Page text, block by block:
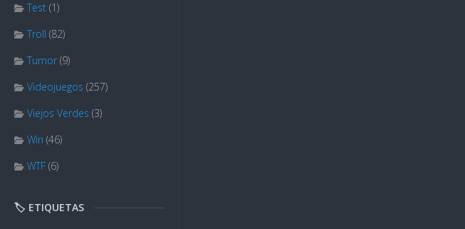
Test (1)
Troll (82)
Tumor (9)
Videojuegos (257)
Viejos Verdes (3)
Win (46)
WTF (6)
🏷️ ETIQUETAS